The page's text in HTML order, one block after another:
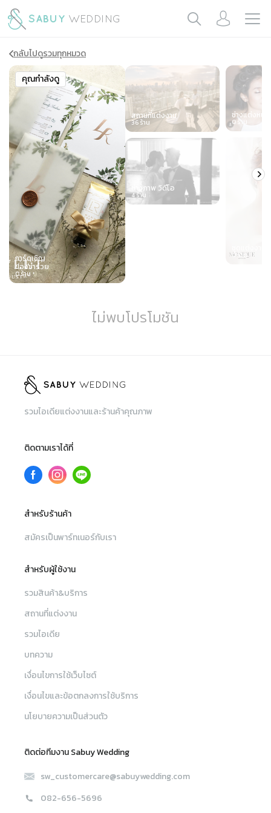
กลับไปดูรวมทุกหมวด
การ์ดเชิญ
ของชำร่วย
0ร้าน
คุณกำลังดู Slide 1 of 7
สถานที่แต่งงาน
36 ร้าน
ช่างภาพ วิดีโอ
4ร้าน
ช่างแต่งหน้า
0 ร้าน
0 ร้าน
ไม่พบโปรโมชัน
รวมไอเดียแต่งงานและร้านค้าคุณภาพ
ติดตามเราได้ที่
สำหรับร้านค้า
สมัครเป็นพาร์ทเนอร์กับเรา
สำหรับผู้ใช้งาน
รวมสินค้า&บริการ
สถานที่แต่งงาน
รวมไอเดีย
บทความ
เงื่อนไขการใช้เว็บไซต์
เงื่อนไขและข้อตกลงการใช้บริการ
นโยบายความเป็นส่วนตัว
ติดต่อทีมงาน Sabuy Wedding
sw_customercare@sabuywedding.com
082-656-5696